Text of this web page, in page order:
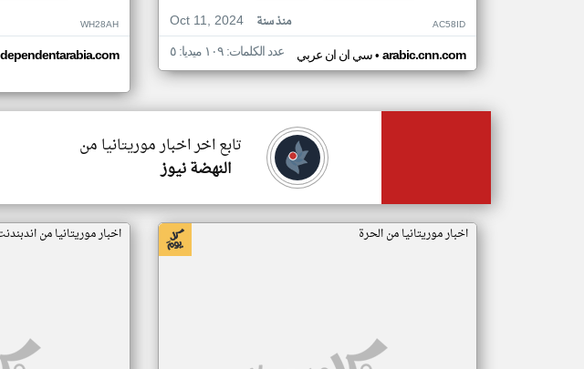
Oct 11, 2024
منذ سنة AC58ID
سي ان ان عربي• arabic.cnn.com عدد الكلمات: ١٠٩ ميديا: ٥
WH28AH
تابع اخر اخبار موريتانيا من
النهضة نيوز
اخبار موريتانيا من الحرة اخبار موريتانيا من